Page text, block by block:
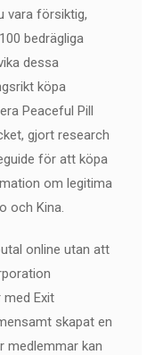
vara försiktig,
bedrägliga
dessa
köpa
Peaceful Pill
gjort research
för att köpa
om legitima
och Kina.
online utan att
Exit
skapat en
medlemmar kan